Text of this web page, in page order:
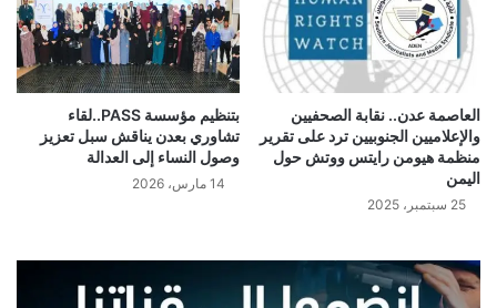
العاصمة عدن.. نقابة الصحفيين
والإعلاميين الجنوبيين ترد على تقرير
منظمة هيومن رايتس ووتش حول
اليمن
25 سبتمبر، 2025
بتنظيم مؤسسة PASS..لقاء
تشاوري بعدن يناقش سبل تعزيز
وصول النساء إلى العدالة
14 مارس، 2026